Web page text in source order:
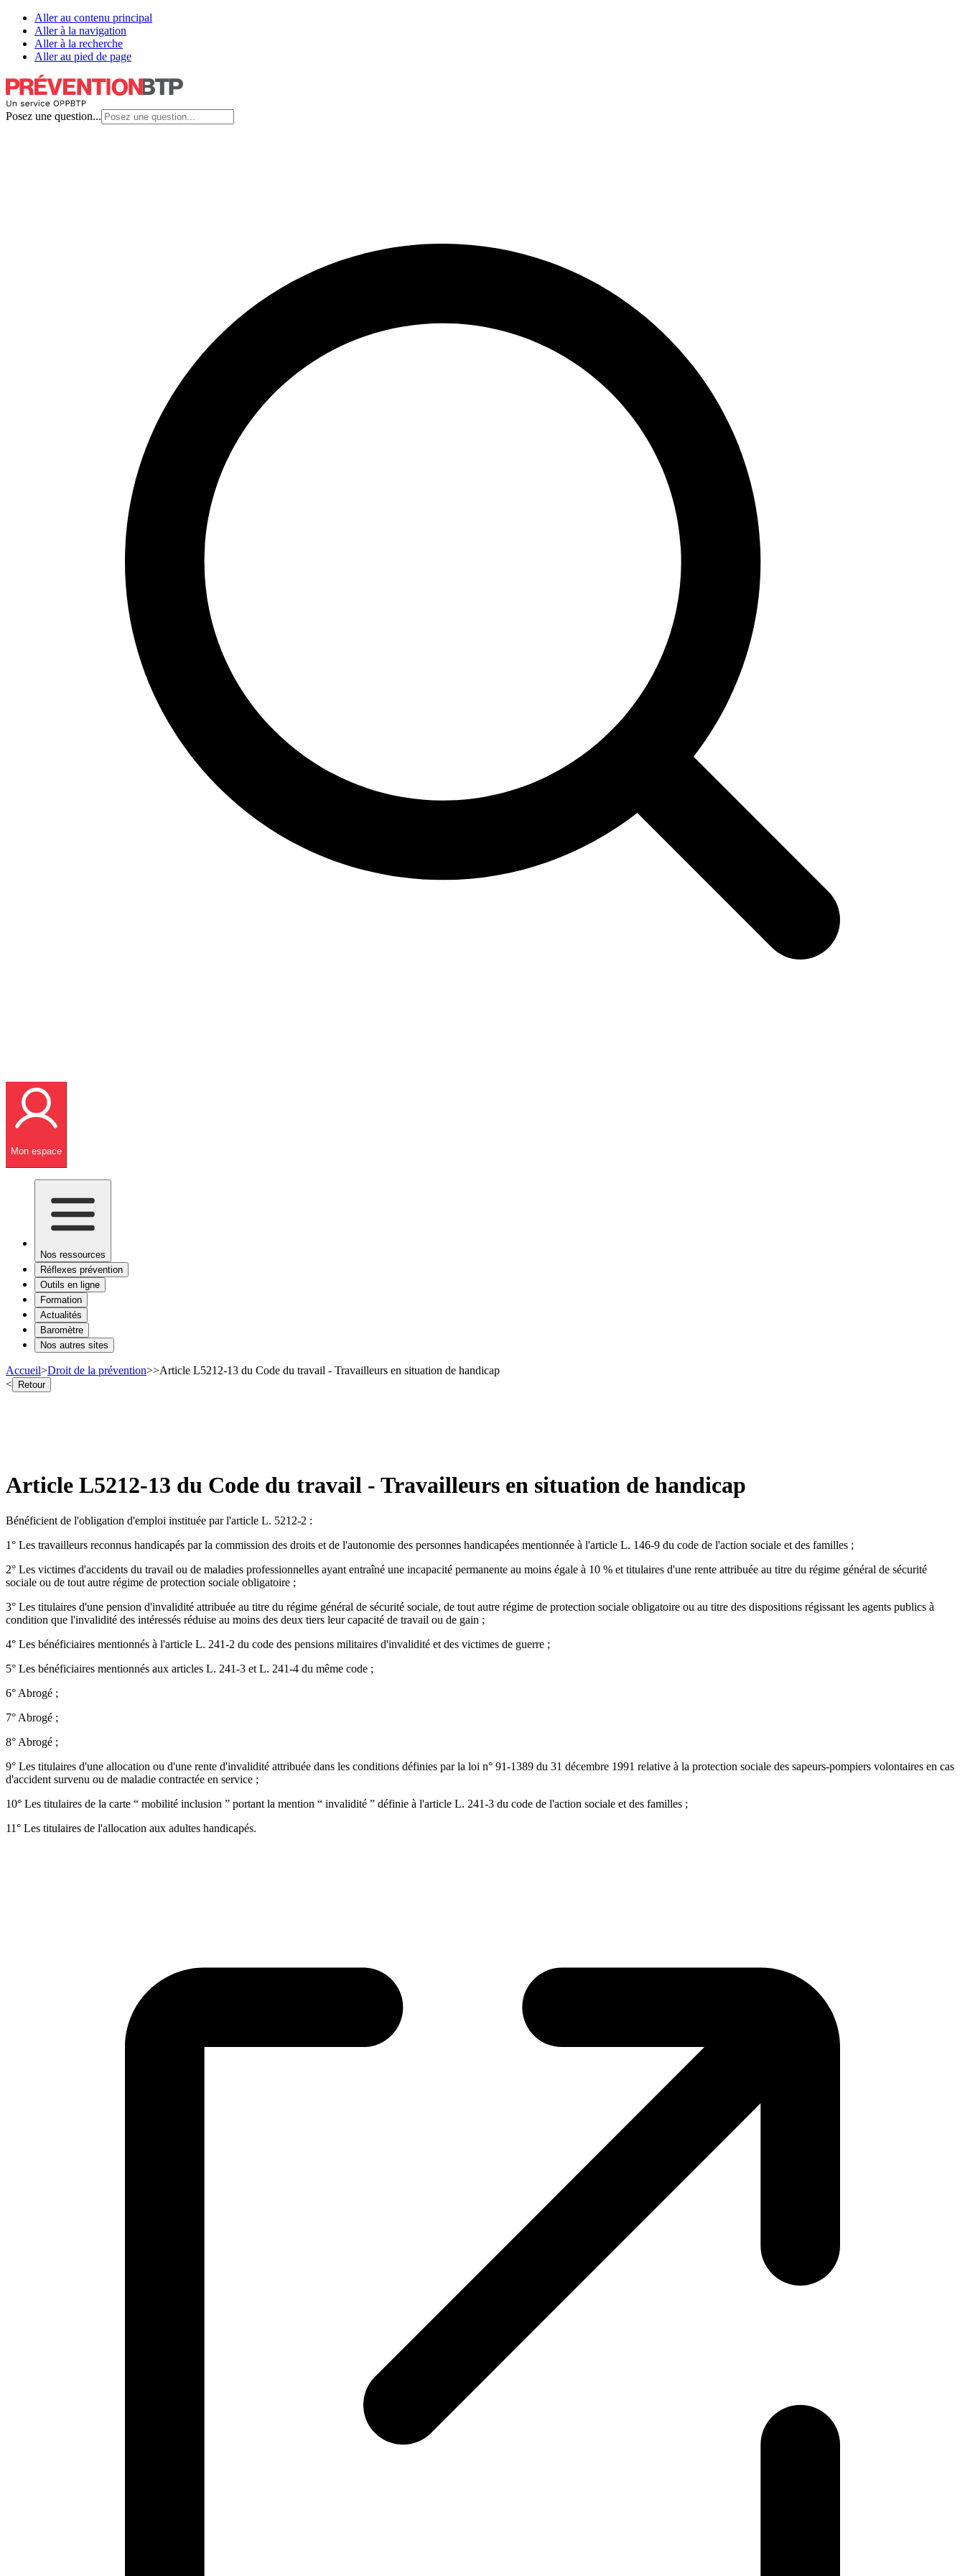
Aller au contenu principal
Aller à la navigation
Aller à la recherche
Aller au pied de page
Posez une question...
Mon espace
Nos ressources
Réflexes prévention
Outils en ligne
Formation
Actualités
Baromètre
Nos autres sites
Accueil>Droit de la prévention>>Article L5212-13 du Code du travail - Travailleurs en situation de handicap
< Retour
Article L5212-13 du Code du travail - Travailleurs en situation de handicap
Bénéficient de l'obligation d'emploi instituée par l'article L. 5212-2 :
1° Les travailleurs reconnus handicapés par la commission des droits et de l'autonomie des personnes handicapées mentionnée à l'article L. 146-9 du code de l'action sociale et des familles ;
2° Les victimes d'accidents du travail ou de maladies professionnelles ayant entraîné une incapacité permanente au moins égale à 10 % et titulaires d'une rente attribuée au titre du régime général de sécurité
sociale ou de tout autre régime de protection sociale obligatoire ;
3° Les titulaires d'une pension d'invalidité attribuée au titre du régime général de sécurité sociale, de tout autre régime de protection sociale obligatoire ou au titre des dispositions régissant les agents publics à
condition que l'invalidité des intéressés réduise au moins des deux tiers leur capacité de travail ou de gain ;
4° Les bénéficiaires mentionnés à l'article L. 241-2 du code des pensions militaires d'invalidité et des victimes de guerre ;
5° Les bénéficiaires mentionnés aux articles L. 241-3 et L. 241-4 du même code ;
6° Abrogé ;
7° Abrogé ;
8° Abrogé ;
9° Les titulaires d'une allocation ou d'une rente d'invalidité attribuée dans les conditions définies par la loi n° 91-1389 du 31 décembre 1991 relative à la protection sociale des sapeurs-pompiers volontaires en cas
d'accident survenu ou de maladie contractée en service ;
10° Les titulaires de la carte “ mobilité inclusion ” portant la mention “ invalidité ” définie à l'article L. 241-3 du code de l'action sociale et des familles ;
11° Les titulaires de l'allocation aux adultes handicapés.